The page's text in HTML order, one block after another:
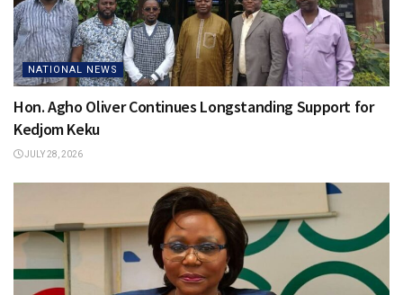
NATIONAL NEWS
Hon. Agho Oliver Continues Longstanding Support for
Kedjom Keku
JULY 28, 2026